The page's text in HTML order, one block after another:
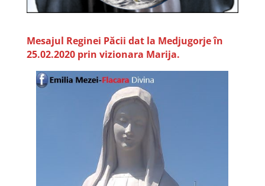
Mesajul Reginei Păcii dat la Medjugorje în
25.02.2020 prin vizionara Marija.